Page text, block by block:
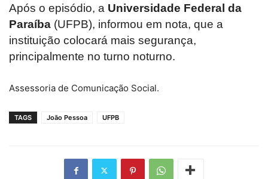
Após o episódio, a Universidade Federal da
Paraíba (UFPB), informou em nota, que a
instituição colocará mais segurança,
principalmente no turno noturno.
Assessoria de Comunicação Social.
TAGS João Pessoa UFPB